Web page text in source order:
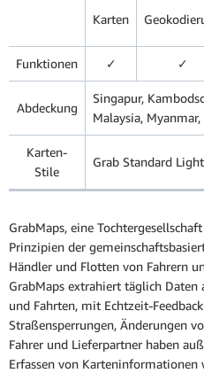
Karten
Funktionen ✓ ✓
Abdeckung
Singapur,
Malaysia,
Karten-
Stile
Grab Standard
GrabMaps, eine
Prinzipien der
Händler und Flotten von Fahrern
GrabMaps extrahiert täglich
und Fahrten, mit Echtzeit-
Straßensperrungen, Änderungen
Fahrer und Lieferpartner haben
Erfassen von Karteninformationen